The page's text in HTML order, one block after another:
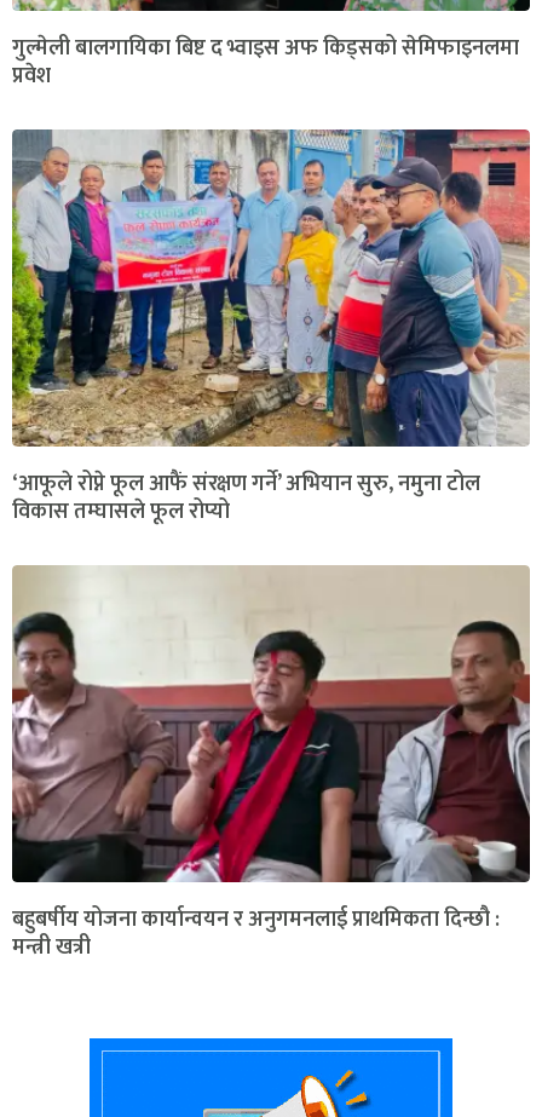
गुल्मेली बालगायिका बिष्ट द भ्वाइस अफ किड्सको सेमिफाइनलमा
प्रवेश
‘आफूले रोप्ने फूल आफैं संरक्षण गर्ने’ अभियान सुरु, नमुना टोल
विकास तम्घासले फूल रोप्यो
बहुबर्षीय योजना कार्यान्वयन र अनुगमनलाई प्राथमिकता दिन्छौ :
मन्त्री खत्री